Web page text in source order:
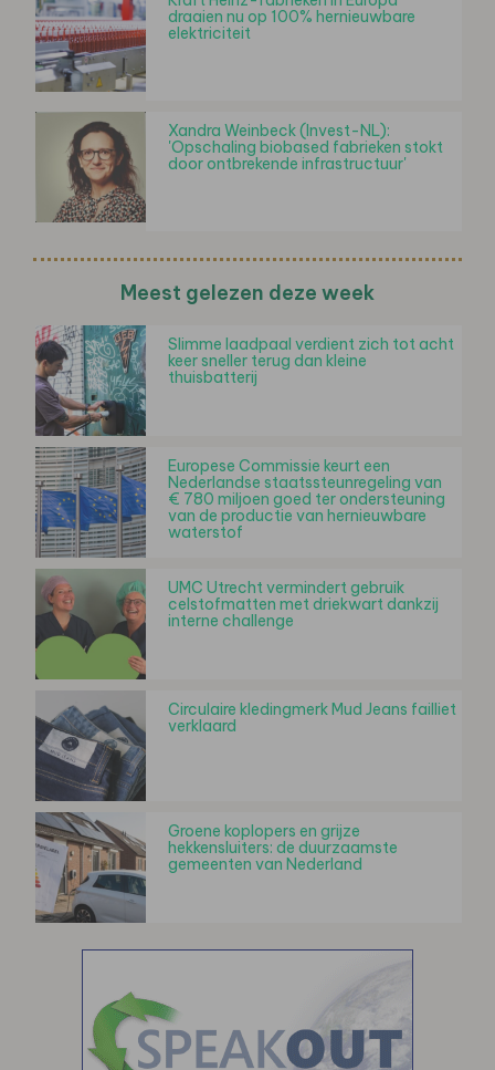
draaien nu op 100% hernieuwbare
elektriciteit
Xandra Weinbeck (Invest-NL):
'Opschaling biobased fabrieken stokt
door ontbrekende infrastructuur'
Meest gelezen deze week
Slimme laadpaal verdient zich tot acht
keer sneller terug dan kleine
thuisbatterij
Europese Commissie keurt een
Nederlandse staatssteunregeling van
€ 780 miljoen goed ter ondersteuning
van de productie van hernieuwbare
waterstof
UMC Utrecht vermindert gebruik
celstofmatten met driekwart dankzij
interne challenge
Circulaire kledingmerk Mud Jeans failliet
verklaard
Groene koplopers en grijze
hekkensluiters: de duurzaamste
gemeenten van Nederland